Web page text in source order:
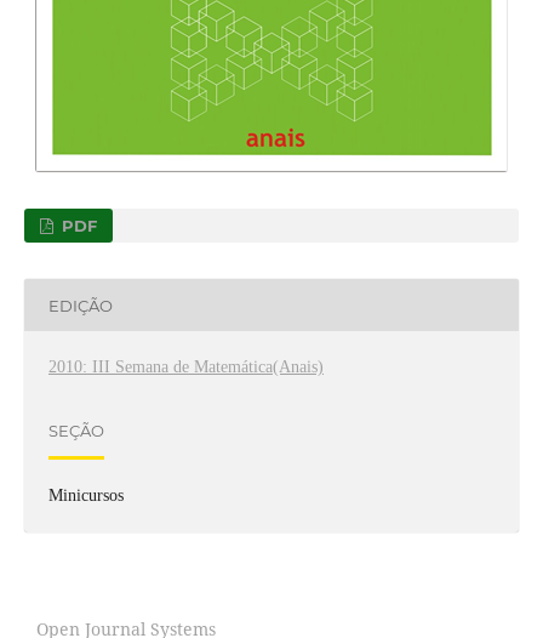
PDF
EDIÇÃO
2010: III Semana de Matemática(Anais)
SEÇÃO
Minicursos
Open Journal Systems